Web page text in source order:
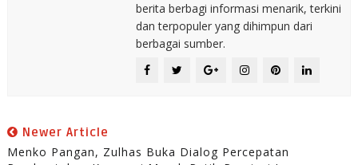
berita berbagi informasi menarik, terkini
dan terpopuler yang dihimpun dari
berbagai sumber.
Newer Article
Menko Pangan, Zulhas Buka Dialog Percepatan